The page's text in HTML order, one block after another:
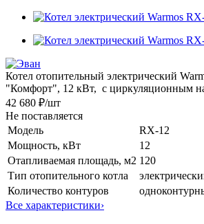
Котел отопительный электрический
"Комфорт", 12 кВт, с циркуляционным
42 680 ₽/шт
Не поставляется
Модель
RX-12
Мощность, кВт
12
Отапливаемая площадь, м2 120
Тип отопительного котла
Количество контуров
Все характеристики›